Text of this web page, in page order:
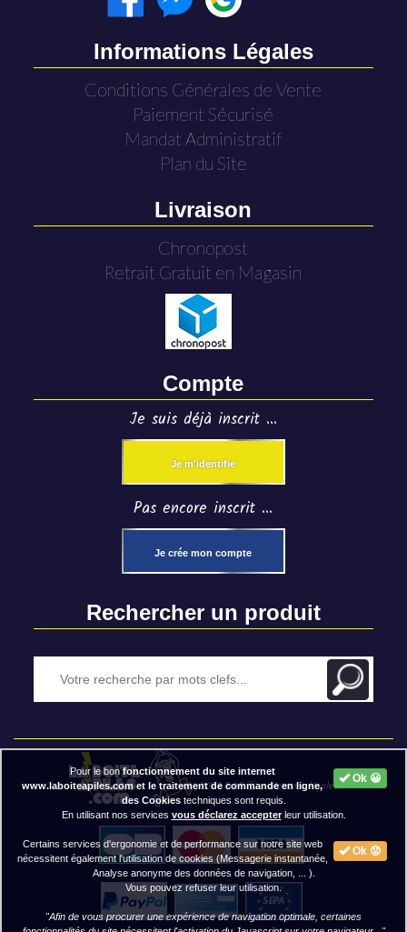
Informations Légales
Conditions Générales de Vente
Paiement Sécurisé
Mandat Administratif
Plan du Site
Livraison
Chronopost
Retrait Gratuit en Magasin
Compte
Je suis déjà inscrit ...
Je m'identifie
Pas encore inscrit ...
Je crée mon compte
Rechercher un produit
2020 BAP ⓒ - Mentions légales
Ok 😀
Pour le bonfonctionnement du site internet
www.laboiteapiles.com et le traitement de commande en ligne,
des Cookiestechniques sont requis.
En utilisant nos services vous déclarez accepterleur utilisation.
Ok 😟
Certains services d'ergonomie et de performance sur notre site web
nécessitent également l'utilisation de cookies (Messagerie instantanée,
Analyse anonyme des données de navigation, ... ).
Vous pouvez refuser leur utilisation.
"Afin de vous procurer une expérience de navigation optimale, certaines